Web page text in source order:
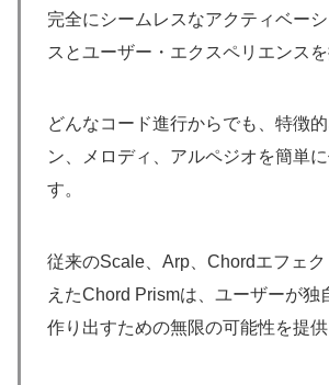
完全にシームレスなアクティベー
スとユーザー・エクスペリエンスを
どんなコード進行からでも、特徴
ン、メロディ、アルペジオを簡単
す。
従来のScale、Arp、Chordエフェ
えたChord Prismは、ユーザーが独
作り出すための無限の可能性を提供